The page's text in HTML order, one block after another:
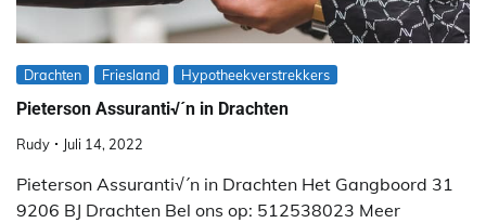
Drachten Friesland Hypotheekverstrekkers
Pieterson Assuranti√´n in Drachten
Rudy Juli 14, 2022
Pieterson Assuranti√´n in Drachten Het Gangboord 31
9206 BJ Drachten Bel ons op: 512538023 Meer